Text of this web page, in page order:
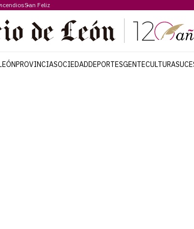
San Feliz
PROVINCIASOCIEDADDEPORTESGENTECULTURA